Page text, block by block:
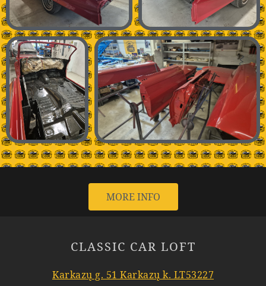
MORE INFO
CLASSIC CAR LOFT
Karkazų g. 51 Karkazų k. LT53227